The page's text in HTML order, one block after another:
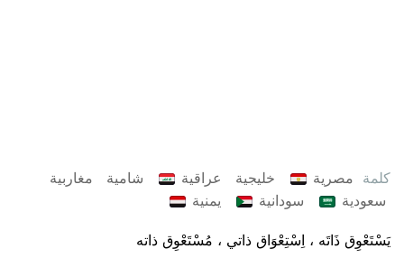
كلمة مصرية خليجية عراقية شامية
مغاربية
سعودية
سودانية يمنية
يَسْتَعْوِق ذَاتَه ، اِسْتِعْوَاق ذاتي ، مُسْتَعْوِق ذاته